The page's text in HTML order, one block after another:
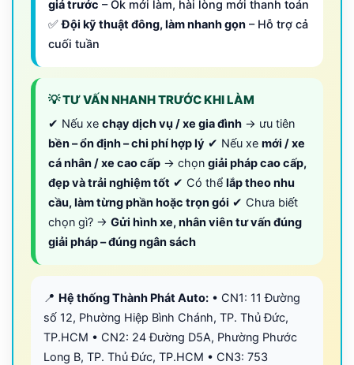
giá trước – Ok mới làm, hài lòng mới thanh toán
✅Đội kỹ thuật đông, làm nhanh gọn – Hỗ trợ cả
cuối tuần
💡 TƯ VẤN NHANH TRƯỚC KHI LÀM
✔ Nếu xe chạy dịch vụ / xe gia đình → ưu tiên
bền – ổn định – chi phí hợp lý ✔ Nếu xe mới / xe
cá nhân / xe cao cấp → chọn giải pháp cao cấp,
đẹp và trải nghiệm tốt ✔ Có thể lắp theo nhu
cầu, làm từng phần hoặc trọn gói ✔ Chưa biết
chọn gì? → Gửi hình xe, nhân viên tư vấn đúng
giải pháp – đúng ngân sách
📍 Hệ thống Thành Phát Auto: • CN1: 11 Đường
số 12, Phường Hiệp Bình Chánh, TP. Thủ Đức,
TP.HCM • CN2: 24 Đường D5A, Phường Phước
Long B, TP. Thủ Đức, TP.HCM • CN3: 753